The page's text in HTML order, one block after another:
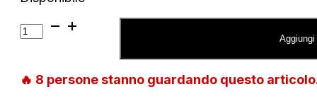
Jeans
Guess
🔥 8 persone stanno guardando questo